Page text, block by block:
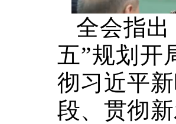
全会指
五”规划开
彻习近平
段、贯彻